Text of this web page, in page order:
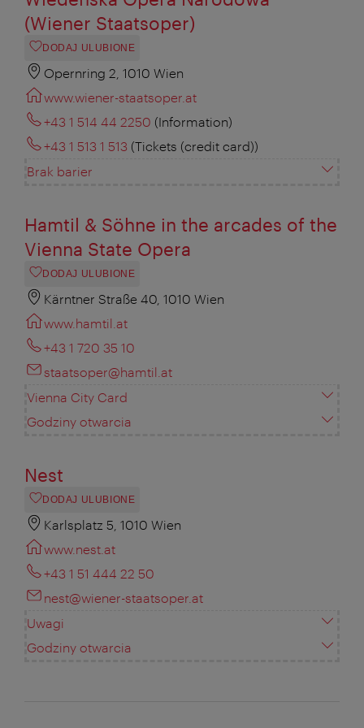
(Wiener Staatsoper)
DODAJ ULUBIONE
Opernring 2, 1010 Wien
www.wiener-staatsoper.at
+43 1 514 44 2250 (Information)
+43 1 513 1 513 (Tickets (credit card))
Brak barier
Hamtil & Söhne in the arcades of the
Vienna State Opera
DODAJ ULUBIONE
Kärntner Straße 40, 1010 Wien
www.hamtil.at
+43 1 720 35 10
staatsoper@hamtil.at
Vienna City Card
Godziny otwarcia
Nest
DODAJ ULUBIONE
Karlsplatz 5, 1010 Wien
www.nest.at
+43 1 51 444 22 50
nest@wiener-staatsoper.at
Uwagi
Godziny otwarcia